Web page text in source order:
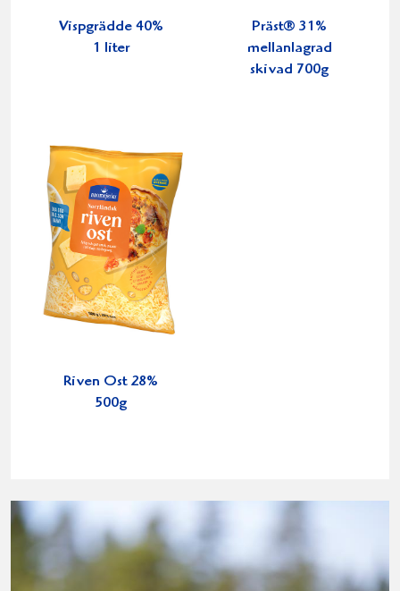
Vispgrädde 40%
1 liter
Präst® 31%
mellanlagrad
skivad 700g
Riven Ost 28%
500g